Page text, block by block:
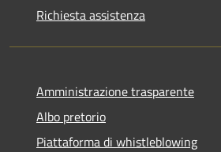
Richiesta assistenza
Amministrazione trasparente
Albo pretorio
Piattaforma di whistleblowing